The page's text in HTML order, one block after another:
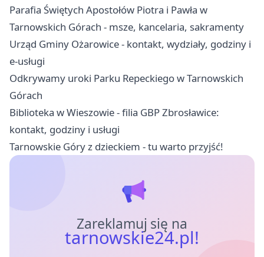
Parafia Świętych Apostołów Piotra i Pawła w
Tarnowskich Górach - msze, kancelaria, sakramenty
Urząd Gminy Ożarowice - kontakt, wydziały, godziny i
e-usługi
Odkrywamy uroki Parku Repeckiego w Tarnowskich
Górach
Biblioteka w Wieszowie - filia GBP Zbrosławice:
kontakt, godziny i usługi
Tarnowskie Góry z dzieckiem - tu warto przyjść!
Zareklamuj się na
tarnowskie24.pl!